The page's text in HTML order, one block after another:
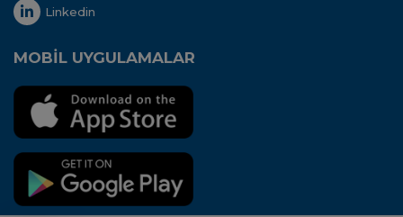
Linkedin
MOBİL UYGULAMALAR